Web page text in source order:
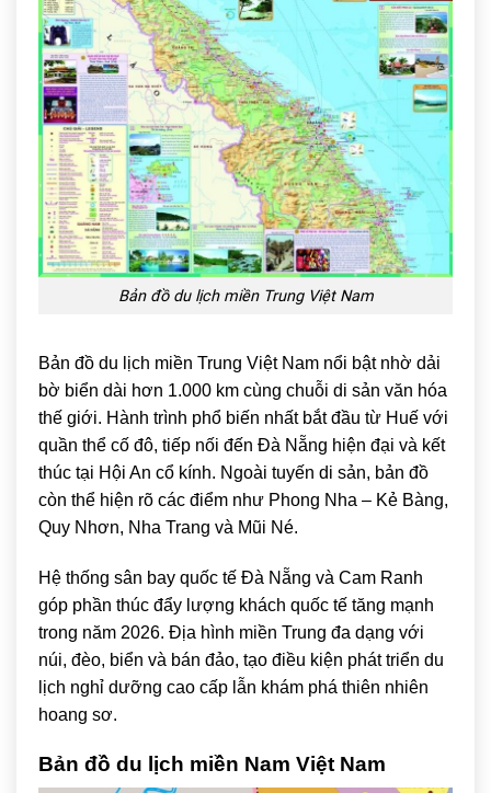
Bản đồ du lịch miền Trung Việt Nam
Bản đồ du lịch miền Trung Việt Nam nổi bật nhờ dải
bờ biển dài hơn 1.000 km cùng chuỗi di sản văn hóa
thế giới. Hành trình phổ biến nhất bắt đầu từ Huế với
quần thể cố đô, tiếp nối đến Đà Nẵng hiện đại và kết
thúc tại Hội An cổ kính. Ngoài tuyến di sản, bản đồ
còn thể hiện rõ các điểm như Phong Nha – Kẻ Bàng,
Quy Nhơn, Nha Trang và Mũi Né.
Hệ thống sân bay quốc tế Đà Nẵng và Cam Ranh
góp phần thúc đẩy lượng khách quốc tế tăng mạnh
trong năm 2026. Địa hình miền Trung đa dạng với
núi, đèo, biển và bán đảo, tạo điều kiện phát triển du
lịch nghỉ dưỡng cao cấp lẫn khám phá thiên nhiên
hoang sơ.
Bản đồ du lịch miền Nam Việt Nam